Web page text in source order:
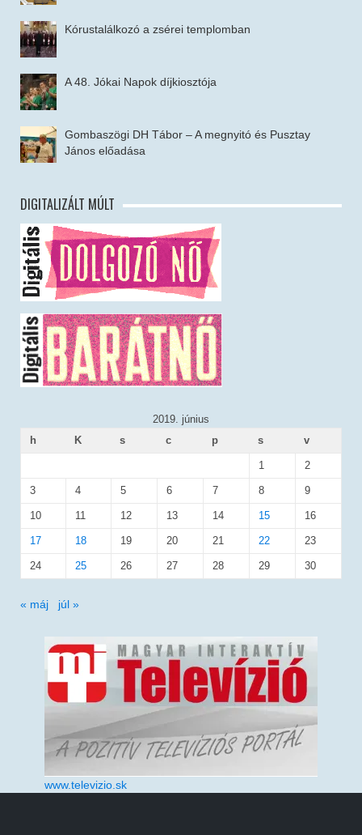
Kórustalálkozó a zsérei templomban
A 48. Jókai Napok díjkiosztója
Gombaszögi DH Tábor – A megnyitó és Pusztay
János előadása
DIGITALIZÁLT MÚLT
2019. június
h
K s c p s v
1 2
3 4 5 6 7 8 9
10 11 12 13 14 15 16
17 18 19 20 21 22 23
24 25 26 27 28 29 30
« máj júl »
www.televizio.sk